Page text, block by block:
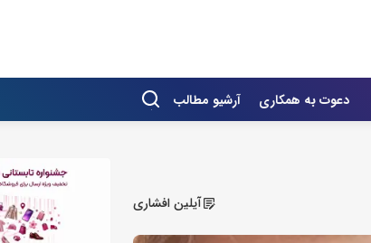
دعوت به همکاری آرشیو مطالب
آیلین افشاری